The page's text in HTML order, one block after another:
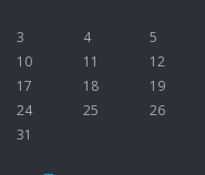
3
4 5
10
11 12
17
18 19
24
25 26
31